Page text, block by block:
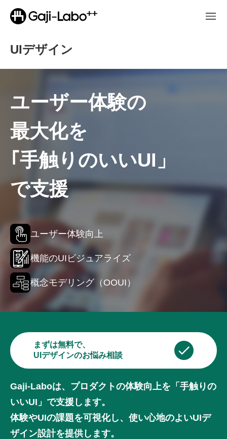
UIデザイン
ユーザー体験の
最大化を
｢手触りのいいUI」
で支援
ユーザー体験向上
機能のUIビジュアライズ
概念モデリング（OOUI）
まずは無料で、
UIデザインのお悩み相談
Gaji-Laboは、プロダクトの体験向上を「手触りの
いいUI」で支援します。
体験やUIの課題を可視化し、使い心地のよいUIデ
ザイン設計を提供します。